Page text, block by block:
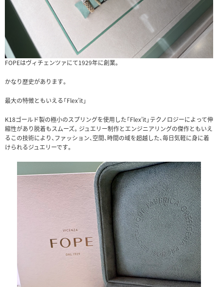
FOPEはヴィチェンツァにて1929年に創業。
かなり歴史があります。
最大の特徴ともいえる「Flex’it」
K18ゴールド製の極小のスプリングを使用した「Flex’it」テクノロジーによって伸
縮性があり脱着もスムーズ。ジュエリー制作とエンジニアリングの傑作ともいえ
るこの技術により、ファッション、空間、時間の域を超越した、毎日気軽に身に着
けられるジュエリーです。